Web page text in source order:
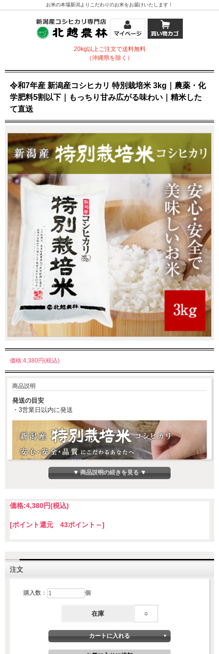
お米の本場新潟よりこだわりのお米をお届けいたします！
20kg以上ご注文で送料無料
（沖縄県を除く）
令和7年産 新潟産コシヒカリ 特別栽培米 3kg｜農薬・化
学肥料5割以下｜もっちり甘み広がる味わい｜精米した
て直送
価格:4,380円(税込)
商品説明
発送の目安
・3営業日以内に発送
安心、安全、品質にこだわった特別栽培米
に沿って、節減対象農薬の使用回数を5割以下、化学肥料の窒素成分
量を5割以下に抑えています。ブランド米である新潟産コシヒカリの
美味しさはそのままに、安心、安全、品質にこだわりました。
農林水産省 特別栽培農産物に係る表示ガイドライン
▼ 商品説明の続きを見る ▼
価格:4,380円(税込)
[ポイント還元 43ポイント～]
注文
購入数： 個
在庫 ○